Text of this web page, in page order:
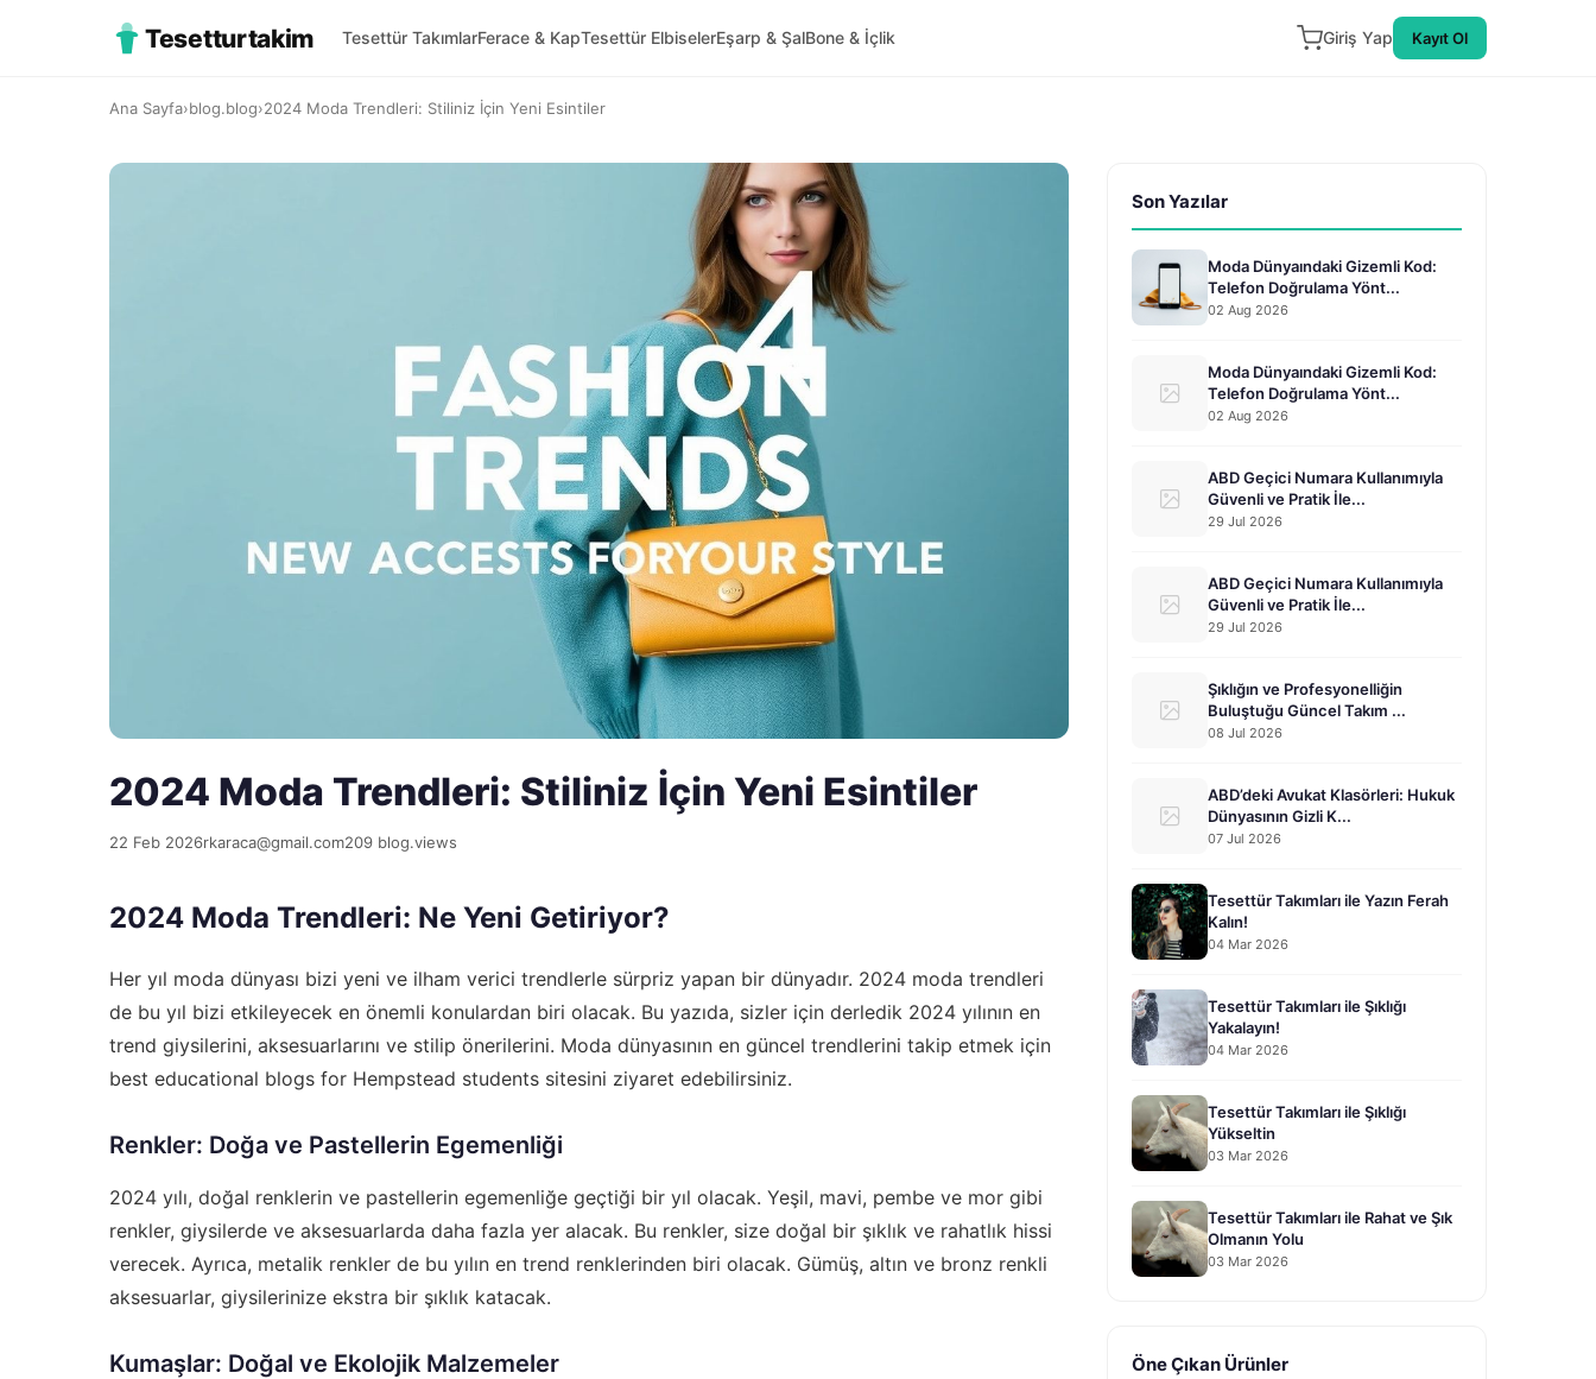
Tesetturtakim Tesettür TakımlarFerace & KapTesettür ElbiselerEşarp & ŞalBone & İçlik Giriş Yap Kayıt Ol
Ana Sayfa›blog.blog›2024 Moda Trendleri: Stiliniz İçin Yeni Esintiler
2024 Moda Trendleri: Stiliniz İçin Yeni Esintiler
22 Feb 2026rkaraca@gmail.com209 blog.views
2024 Moda Trendleri: Ne Yeni Getiriyor?
Her yıl moda dünyası bizi yeni ve ilham verici trendlerle sürpriz yapan bir dünyadır. 2024 moda trendleri
de bu yıl bizi etkileyecek en önemli konulardan biri olacak. Bu yazıda, sizler için derledik 2024 yılının en
trend giysilerini, aksesuarlarını ve stilip önerilerini. Moda dünyasının en güncel trendlerini takip etmek için
best educational blogs for Hempstead students sitesini ziyaret edebilirsiniz.
Renkler: Doğa ve Pastellerin Egemenliği
2024 yılı, doğal renklerin ve pastellerin egemenliğe geçtiği bir yıl olacak. Yeşil, mavi, pembe ve mor gibi
renkler, giysilerde ve aksesuarlarda daha fazla yer alacak. Bu renkler, size doğal bir şıklık ve rahatlık hissi
verecek. Ayrıca, metalik renkler de bu yılın en trend renklerinden biri olacak. Gümüş, altın ve bronz renkli
aksesuarlar, giysilerinize ekstra bir şıklık katacak.
Kumaşlar: Doğal ve Ekolojik Malzemeler
Son Yazılar
Moda Dünyaındaki Gizemli Kod:
Telefon Doğrulama Yönt...
02 Aug 2026
Moda Dünyaındaki Gizemli Kod:
Telefon Doğrulama Yönt...
02 Aug 2026
ABD Geçici Numara Kullanımıyla
Güvenli ve Pratik İle...
29 Jul 2026
ABD Geçici Numara Kullanımıyla
Güvenli ve Pratik İle...
29 Jul 2026
Şıklığın ve Profesyonelliğin
Buluştuğu Güncel Takım ...
08 Jul 2026
ABD’deki Avukat Klasörleri: Hukuk
Dünyasının Gizli K...
07 Jul 2026
Tesettür Takımları ile Yazın Ferah
Kalın!
04 Mar 2026
Tesettür Takımları ile Şıklığı
Yakalayın!
04 Mar 2026
Tesettür Takımları ile Şıklığı
Yükseltin
03 Mar 2026
Tesettür Takımları ile Rahat ve Şık
Olmanın Yolu
03 Mar 2026
Öne Çıkan Ürünler